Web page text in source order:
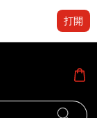
打開